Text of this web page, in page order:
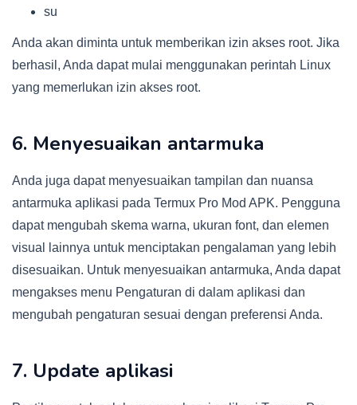
su
Anda akan diminta untuk memberikan izin akses root. Jika
berhasil, Anda dapat mulai menggunakan perintah Linux
yang memerlukan izin akses root.
6. Menyesuaikan antarmuka
Anda juga dapat menyesuaikan tampilan dan nuansa
antarmuka aplikasi pada Termux Pro Mod APK. Pengguna
dapat mengubah skema warna, ukuran font, dan elemen
visual lainnya untuk menciptakan pengalaman yang lebih
disesuaikan. Untuk menyesuaikan antarmuka, Anda dapat
mengakses menu Pengaturan di dalam aplikasi dan
mengubah pengaturan sesuai dengan preferensi Anda.
7. Update aplikasi